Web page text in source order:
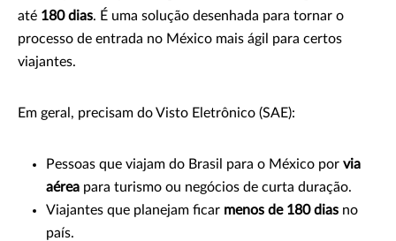
até 180 dias. É uma solução desenhada para tornar o
processo de entrada no México mais ágil para certos
viajantes.
Em geral, precisam do Visto Eletrônico (SAE):
Pessoas que viajam do Brasil para o México por via
aérea para turismo ou negócios de curta duração.
Viajantes que planejam ficar menos de 180 dias no
país.